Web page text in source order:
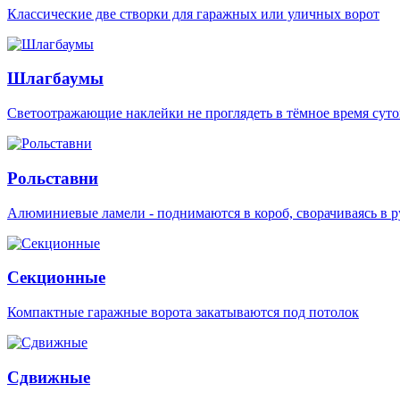
Классические две створки для гаражных или уличных ворот
Шлагбаумы
Светоотражающие наклейки не проглядеть в тёмное время
Рольставни
Алюминиевые ламели - поднимаются в короб, сворачиваясь в
Секционные
Компактные гаражные ворота закатываются под потолок
Сдвижные